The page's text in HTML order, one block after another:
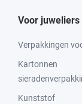
Voor juweliers
Verpakkingen
Kartonnen
Kunststof